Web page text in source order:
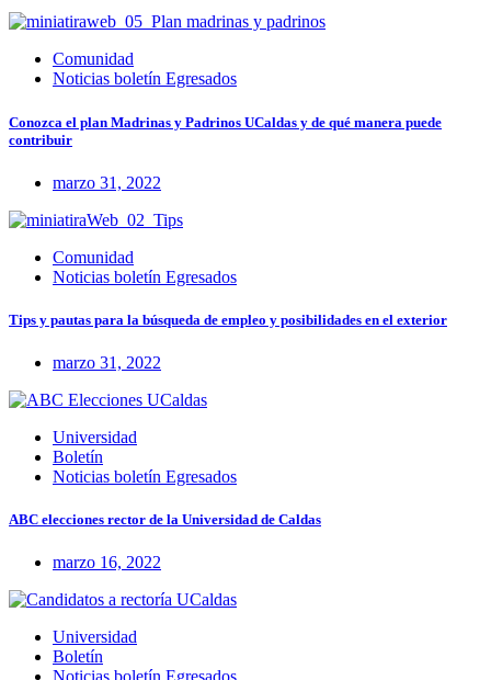
Comunidad
Noticias boletín Egresados
Conozca el plan Madrinas y Padrinos UCaldas y de qué manera puede
contribuir
marzo 31, 2022
Comunidad
Noticias boletín Egresados
Tips y pautas para la búsqueda de empleo y posibilidades en el exterior
marzo 31, 2022
Universidad
Boletín
Noticias boletín Egresados
ABC elecciones rector de la Universidad de Caldas
marzo 16, 2022
Universidad
Boletín